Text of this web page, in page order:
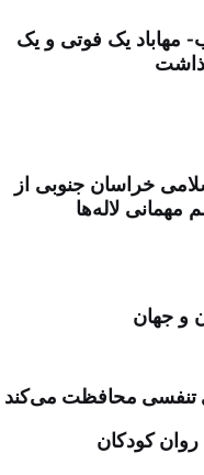
مهاباد یک فوتی و یک
خراسان جنوبی از
لاله‌ها
و جهان
تنفسی محافظت می‌کند
کودکان